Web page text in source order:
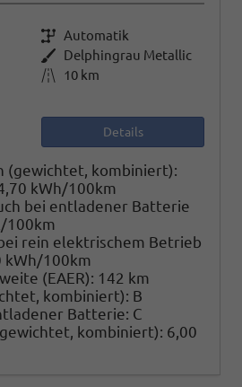
Getriebe Automatik
Außenfarbe Delphingrau Metallic
Kilometerstand
10 km
Details
(gewichtet, kombiniert):
kWh/100km
bei entladener Batterie
100km
rein elektrischem Betrieb
kWh/100km
(EAER): 142 km
kombiniert): B
Batterie: C
kombiniert): 6,00